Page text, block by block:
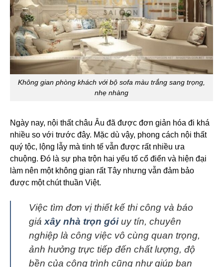
Không gian phòng khách với bộ sofa màu trắng sang trọng,
nhẹ nhàng
Ngày nay, nội thất châu Âu đã được đơn giản hóa đi khá
nhiều so với trước đây. Mặc dù vậy, phong cách nội thất
quý tộc, lộng lẫy mà tinh tế vẫn được rất nhiều ưa
chuộng. Đó là sự pha trộn hai yếu tố cổ điển và hiện đại
làm nên một không gian rất Tây nhưng vẫn đảm bảo
được một chút thuần Việt.
Việc tìm đơn vị thiết kế thi công và báo
giá xây nhà trọn góiuy tín, chuyên
nghiệp là công việc vô cùng quan trọng,
ảnh hưởng trực tiếp đến chất lượng, độ
bền của công trình cũng như giúp bạn